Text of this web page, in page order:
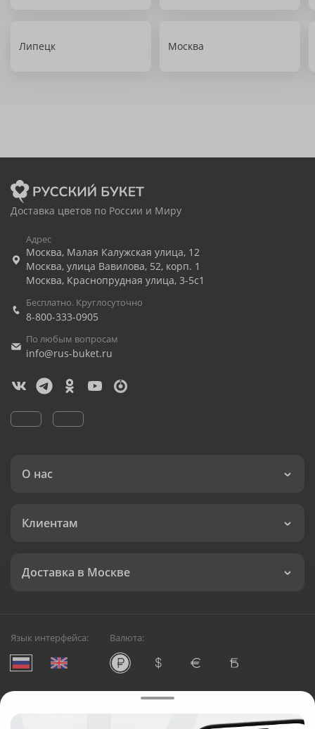
Липецк Москва
Доставка цветов по России и Миру
Адрес
Москва, Малая Калужская улица, 12
Москва, улица Вавилова, 52, корп. 1
Москва, Краснопрудная улица, 3-5с1
Бесплатно. Круглосуточно
8-800-333-0905
По любым вопросам
info@rus-buket.ru
О нас
Клиентам
Доставка в Москве
Язык интерфейса: Валюта:
Служба круглосуточной доставки цветов в Москве
Русский Букет, 2026